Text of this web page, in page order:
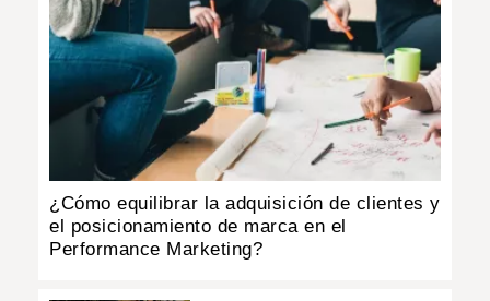
¿Cómo equilibrar la adquisición de clientes y
el posicionamiento de marca en el
Performance Marketing?